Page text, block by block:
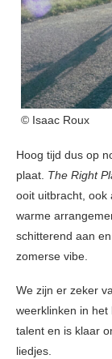
© Isaac Roux
Hoog tijd dus op
plaat. The Right
ooit uitbracht, ook
warme
schitterend aan
zomerse vibe.
We zijn er zeker
weerklinken in
talent en is klaar
liedjes.